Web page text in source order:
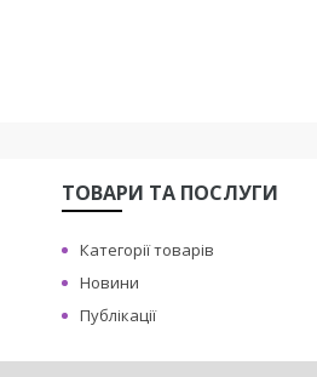
ТОВАРИ ТА ПОСЛУГИ
Категорії товарів
Новини
Публікації